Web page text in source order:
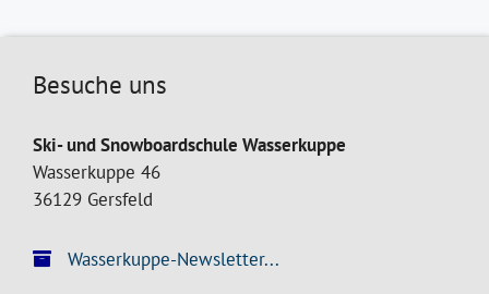
Besuche uns
Ski- und Snowboardschule Wasserkuppe
Wasserkuppe 46
36129 Gersfeld
Wasserkuppe-Newsletter...